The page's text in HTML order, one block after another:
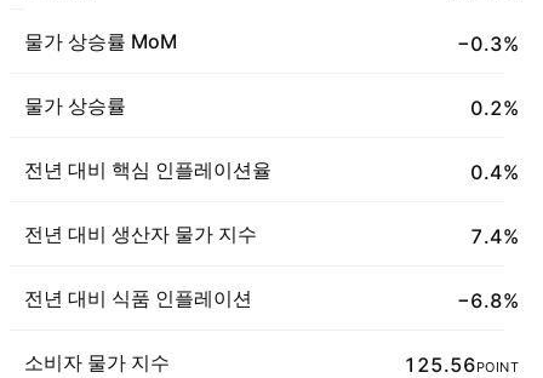
물가 상승률 MoM −0.3%
물가 상승률 0.2%
전년 대비 핵심 인플레이션율 0.4%
전년 대비 생산자 물가 지수 7.4%
전년 대비 식품 인플레이션 −6.8%
소비자 물가 지수 125.56POINT